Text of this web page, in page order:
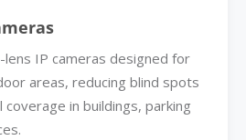
lens IP cameras designed for
areas, reducing blind spots
in buildings, parking